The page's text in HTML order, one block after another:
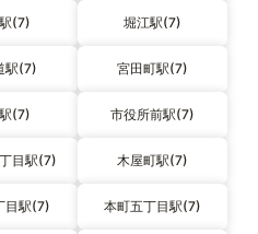
(7) 堀江駅(7)
駅(7) 宮田町駅(7)
(7) 市役所前駅(7)
目駅(7) 木屋町駅(7)
目駅(7) 本町五丁目駅(7)